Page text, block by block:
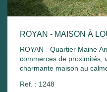
ROYAN - MAISON À
ROYAN - Quartier Maine
commerces de proximités,
charmante maison au
cuisine aménagée ouvrant
Ref. : 1248